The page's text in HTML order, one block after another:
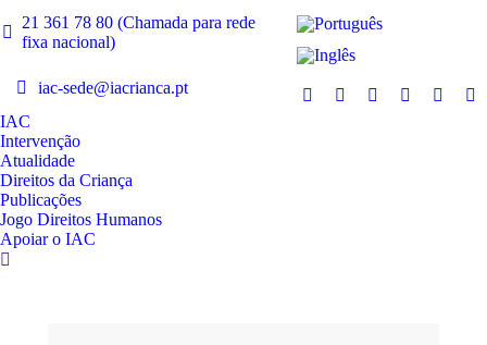
21 361 78 80 (Chamada para rede
fixa nacional)
iac-sede@iacrianca.pt
IAC
Intervenção
Atualidade
Direitos da Criança
Publicações
Jogo Direitos Humanos
Apoiar o IAC